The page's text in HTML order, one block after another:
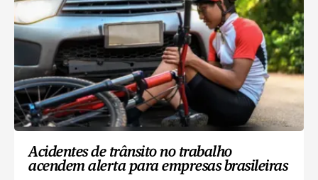
Acidentes de trânsito no trabalho
acendem alerta para empresas brasileiras